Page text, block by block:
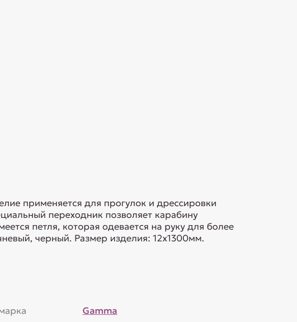
применяется для прогулок и дрессировки
переходник позволяет карабину
петля, которая одевается на руку для более
черный. Размер изделия: 12х1300мм.
Gamma